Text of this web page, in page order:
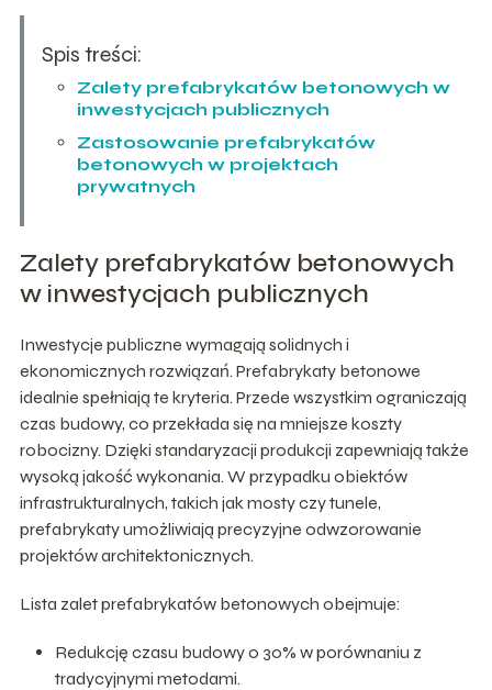
Spis treści:
Zalety prefabrykatów betonowych w
inwestycjach publicznych
Zastosowanie prefabrykatów
betonowych w projektach
prywatnych
Zalety prefabrykatów betonowych
w inwestycjach publicznych
Inwestycje publiczne wymagają solidnych i
ekonomicznych rozwiązań. Prefabrykaty betonowe
idealnie spełniają te kryteria. Przede wszystkim ograniczają
czas budowy, co przekłada się na mniejsze koszty
robocizny. Dzięki standaryzacji produkcji zapewniają także
wysoką jakość wykonania. W przypadku obiektów
infrastrukturalnych, takich jak mosty czy tunele,
prefabrykaty umożliwiają precyzyjne odwzorowanie
projektów architektonicznych.
Lista zalet prefabrykatów betonowych obejmuje:
Redukcję czasu budowy o 30% w porównaniu z
tradycyjnymi metodami.